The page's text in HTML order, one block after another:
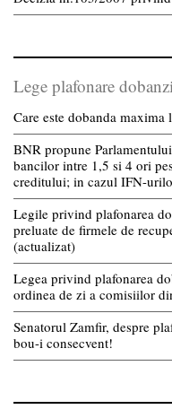
Lege plafonare
Care este dobanda
BNR propune
bancilor intre 1,5 si 4 ori
creditului; in cazul IFN-
Legile privind plafonarea
preluate de firmele de
(actualizat)
Legea privind plafonarea
ordinea de zi a comisiilor
Senatorul Zamfir, despre
bou-i consecvent!